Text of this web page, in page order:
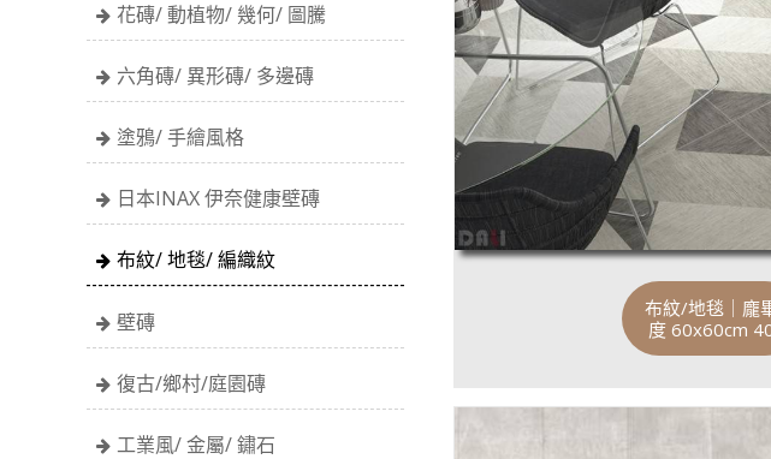
花磚/ 動植物/ 幾何/ 圖騰
六角磚/ 異形磚/ 多邊磚
塗鴉/ 手繪風格
日本INAX 伊奈健康壁磚
布紋/ 地毯/ 編織紋
壁磚
復古/鄉村/庭園磚
工業風/ 金屬/ 鏽石
布紋/地毯｜龐
度 60x60cm